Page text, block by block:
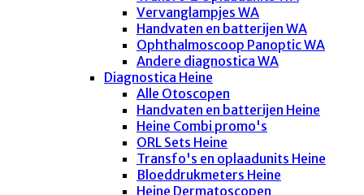
Vervanglampjes WA
Handvaten en batterijen WA
Ophthalmoscoop Panoptic WA
Andere diagnostica WA
Diagnostica Heine
Alle Otoscopen
Handvaten en batterijen Heine
Heine Combi promo's
ORL Sets Heine
Transfo's en oplaadunits Heine
Bloeddrukmeters Heine
Heine Dermatoscopen